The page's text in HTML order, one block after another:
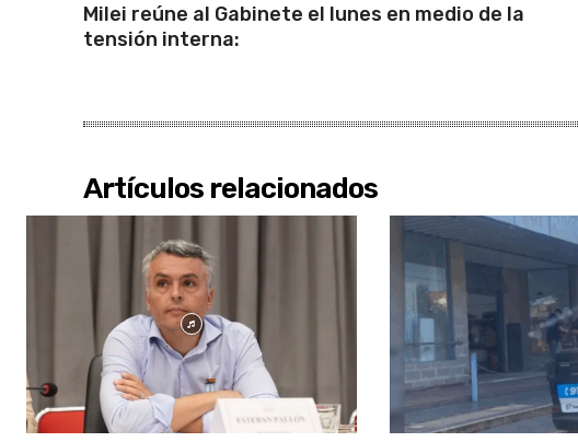
Milei reúne al Gabinete el lunes en medio de la
tensión interna:
Artículos relacionados